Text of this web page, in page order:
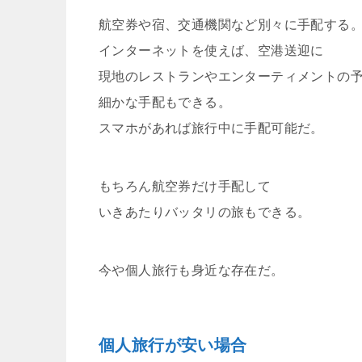
航空券や宿、交通機関など別々に手配する。
インターネットを使えば、空港送迎に
現地のレストランやエンターティメントの
細かな手配もできる。
スマホがあれば旅行中に手配可能だ。
もちろん航空券だけ手配して
いきあたりバッタリの旅もできる。
今や個人旅行も身近な存在だ。
個人旅行が安い場合